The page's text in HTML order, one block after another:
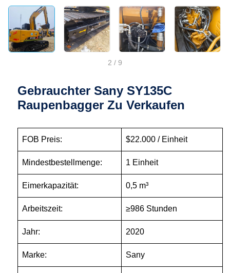
2 / 9
Gebrauchter Sany SY135C
Raupenbagger Zu Verkaufen
FOB Preis: $22.000 / Einheit
Mindestbestellmenge: 1 Einheit
Eimerkapazität: 0,5 m³
Arbeitszeit: ≥986 Stunden
Jahr: 2020
Marke: Sany